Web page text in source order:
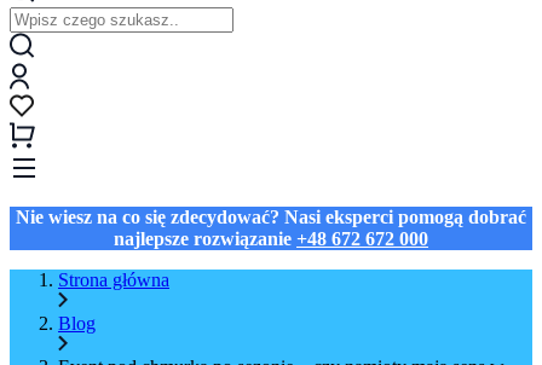
Nie wiesz na co się zdecydować? Nasi eksperci pomogą dobrać
najlepsze rozwiązanie +48 672 672 000
Strona główna
Blog